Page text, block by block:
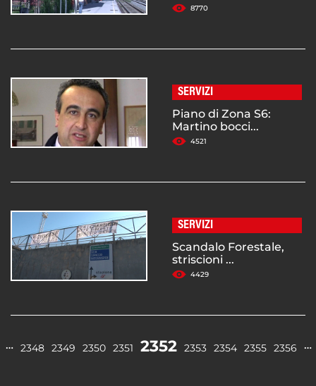
8770
SERVIZI
Piano di Zona S6:
Martino bocci...
4521
SERVIZI
Scandalo Forestale,
striscioni ...
4429
… 2348 2349 2350 2351 2352 2353 2354 2355 2356 …